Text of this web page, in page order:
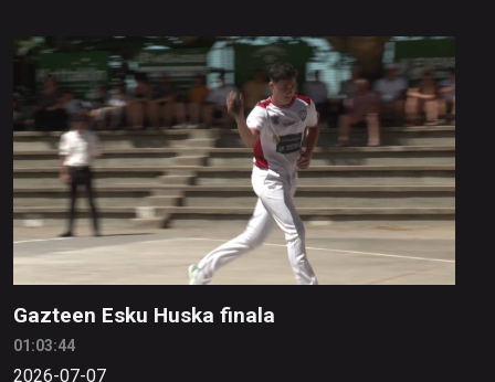
Gazteen Esku Huska finala
01:03:44
2026-07-07